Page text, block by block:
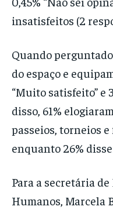
insatisfeitos (2
Quando
do espaço e
“Muito satisfeito” e
disso, 61%
passeios, torneios
enquanto 26%
Para a secretária
Humanos, Marcela